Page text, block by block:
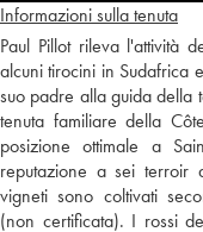
Informazioni sulla tenuta
Paul Pillot rileva
alcuni tirocini in Sudafrica
suo padre alla guida della
tenuta familiare della
posizione ottimale a
reputazione a sei terroir
vigneti sono coltivati
(non certificata). I rossi